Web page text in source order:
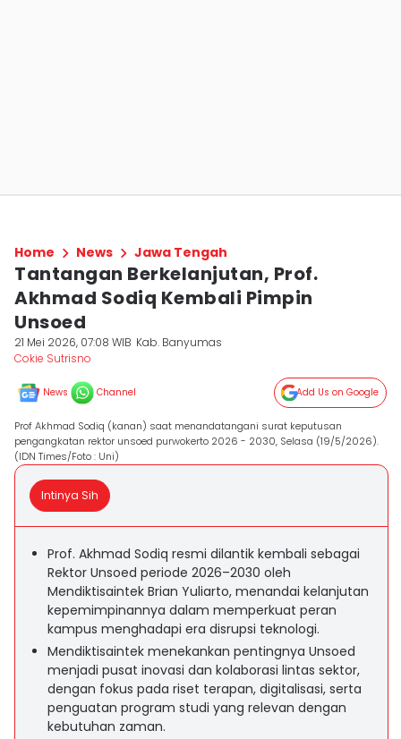
Home News Jawa Tengah
Tantangan Berkelanjutan, Prof.
Akhmad Sodiq Kembali Pimpin
Unsoed
21 Mei 2026, 07:08 WIB Kab. Banyumas
Cokie Sutrisno
News Channel Add Us on Google
Prof Akhmad Sodiq (kanan) saat menandatangani surat keputusan
pengangkatan rektor unsoed purwokerto 2026 - 2030, Selasa (19/5/2026).
(IDN Times/Foto : Uni)
Intinya Sih
Prof. Akhmad Sodiq resmi dilantik kembali sebagai
Rektor Unsoed periode 2026–2030 oleh
Mendiktisaintek Brian Yuliarto, menandai kelanjutan
kepemimpinannya dalam memperkuat peran
kampus menghadapi era disrupsi teknologi.
Mendiktisaintek menekankan pentingnya Unsoed
menjadi pusat inovasi dan kolaborasi lintas sektor,
dengan fokus pada riset terapan, digitalisasi, serta
penguatan program studi yang relevan dengan
kebutuhan zaman.